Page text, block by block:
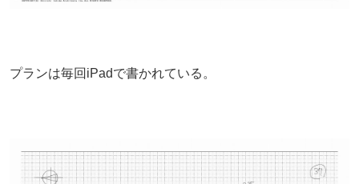
プランは毎回iPadで書かれている。